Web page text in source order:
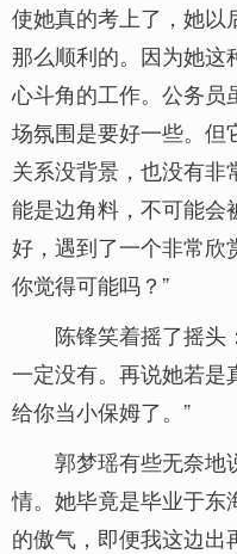
使她真的考上了，她以
那么顺利的。因为她这
心斗角的工作。公务员
场氛围是要好一些。但
关系没背景，也没有非
能是边角料，不可能会
好，遇到了一个非常欣
你觉得可能吗？”
陈锋笑着摇了摇头
一定没有。再说她若是
给你当小保姆了。”
郭梦瑶有些无奈地
情。她毕竟是毕业于东
的傲气，即便我这边